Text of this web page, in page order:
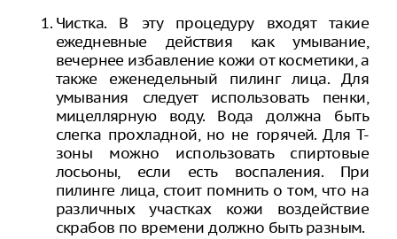
Чистка. В эту процедуру входят такие
ежедневные действия как умывание,
вечернее избавление кожи от косметики, а
также еженедельный пилинг лица. Для
умывания следует использовать пенки,
мицеллярную воду. Вода должна быть
слегка прохладной, но не горячей. Для Т-
зоны можно использовать спиртовые
лосьоны, если есть воспаления. При
пилинге лица, стоит помнить о том, что на
различных участках кожи воздействие
скрабов по времени должно быть разным.